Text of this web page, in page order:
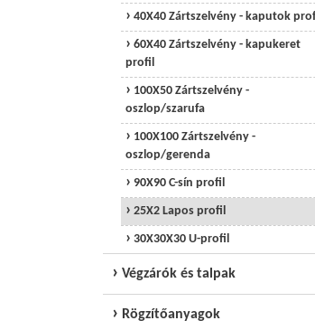
40X40 Zártszelvény - kaputok
60X40 Zártszelvény - kapukeret
profil
100X50 Zártszelvény -
oszlop/szarufa
100X100 Zártszelvény -
oszlop/gerenda
90X90 C-sín profil
25X2 Lapos profil
30X30X30 U-profil
Végzárók és talpak
Rögzítőanyagok